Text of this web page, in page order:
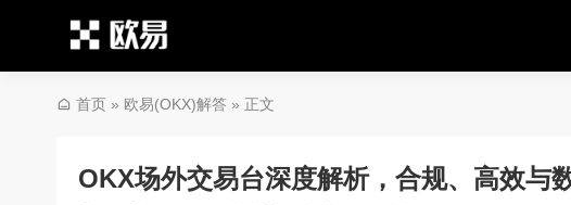
首页 » 欧易(OKX)解答 » 正文
OKX场外交易台深度解析，合规、高效与